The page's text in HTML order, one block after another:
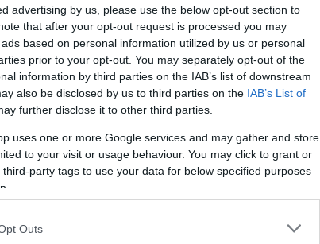
advertising by us, please use the below opt-out section to
that after your opt-out request is processed you may
based on personal information utilized by us or personal
prior to your opt-out. You may separately opt-out of the
information by third parties on the IAB’s list of downstream
also be disclosed by us to third parties on the IAB’s List of
further disclose it to other third parties.
uses one or more Google services and may gather and store
to your visit or usage behaviour. You may click to grant or
party tags to use your data for below specified purposes
Outs NECROLOGIE